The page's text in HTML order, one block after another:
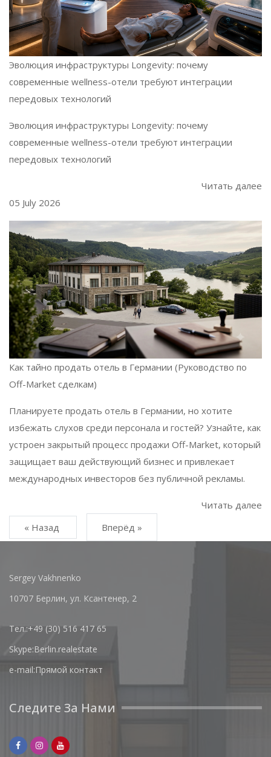
Эволюция инфраструктуры Longevity: почему
современные wellness-отели требуют интеграции
передовых технологий
Эволюция инфраструктуры Longevity: почему
современные wellness-отели требуют интеграции
передовых технологий
Читать далее
05 July 2026
Как тайно продать отель в Германии (Руководство по
Off-Market сделкам)
Планируете продать отель в Германии, но хотите
избежать слухов среди персонала и гостей? Узнайте, как
устроен закрытый процесс продажи Off-Market, который
защищает ваш действующий бизнес и привлекает
международных инвесторов без публичной рекламы.
Читать далее
« Назад
Вперёд »
Sergey Vakhnenko
10707 Берлин, ул. Ксантенер, 2
Тел.:+49 (30) 516 417 65
Skype:Berlin.realestate
e-mail:Прямой контакт
Следите За Нами